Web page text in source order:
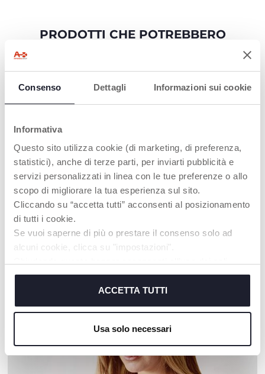
Consenso Dettagli Informazioni sui cookie
Informativa
Questo sito utilizza cookie (di marketing, di preferenza,
statistici), anche di terze parti, per inviarti pubblicità e
servizi personalizzati in linea con le tue preferenze o allo
scopo di migliorare la tua esperienza sul sito.
Cliccando su “accetta tutti” acconsenti al posizionamento
di tutti i cookie.
Se vuoi saperne di più o prestare il consenso solo ad
alcuni cookie, clicca su "impostazioni".
cookie tecnici, indispensabili per fruire del servizio
ACCETTA TUTTI
Usa solo necessari
PRODOTTI CHE POTREBBERO
Molly Tartaruga Coccolosa
First Doll
I NOSTRI CONSIGLI